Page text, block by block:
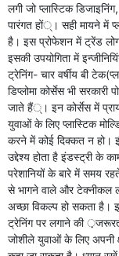
लगी जो प्लास्टिक
पारंगत हों्। सही मायने में
है। इस प्रोफेशन में ट्रेंड
इसकी उपयोगिता में
ट्रेनिंग- चार वर्षीय बी
डिप्लोमा कोर्सेस भी
जाते हैं्। इन कोर्सेस में
युवाओं के लिए प्लास्टिक
करने में कोई दिक्कत न हो।
उद्देश्य होता है इंडस्ट्री के
परेशानियों के बारे में समय
से भागने वाले और टेक्नीकल
अच्छा विकल्प हो सकता है।
ट्रेनिंग पर लगाने की
जोशीले युवाओं के लिए अपनी